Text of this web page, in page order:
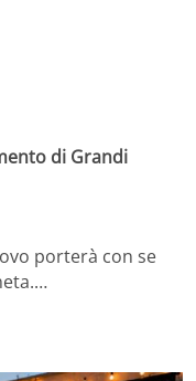
di Grandi
porterà con se